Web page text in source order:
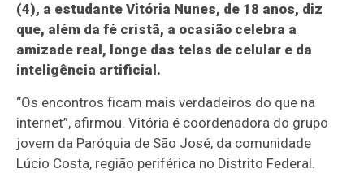
(4), a estudante Vitória Nunes, de 18 anos, diz
que, além da fé cristã, a ocasião celebra a
amizade real, longe das telas de celular e da
inteligência artificial.
“Os encontros ficam mais verdadeiros do que na
internet”, afirmou. Vitória é coordenadora do grupo
jovem da Paróquia de São José, da comunidade
Lúcio Costa, região periférica no Distrito Federal.